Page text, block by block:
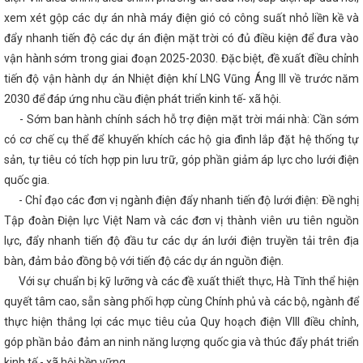
sở công nghiệp nông thôn Hà Tĩnh thực hiện chuyển đổi số
Chúc
Ngày Doanh nhân Việt Nam (13/10)
Bộ trưởng Bộ Công
Chính phủ về Thương mại với Hoa Kỳ Nguyễn Hồng Diên tiếp Ngài
mệnh toàn quyền Hợp chúng quốc Hoa Kỳ tại Việt Nam
Hà
2024
Tập trung chỉ đạo, phấn đấu đạt và vượt các chỉ tiêu năm
Thứ trưởng Nguyễn Hoàng Long trong khuôn khổ chuyến thăm
của Tổng Bí thư Tô Lâm
Hôm nay Quốc hội thảo luận về
Hà Tĩnh có 9 sản phẩm đạt Ocop 4 sao năm 2025
Ban Thường vụ Đảng ủy UBND tỉnh
Hà Tĩnh hoàn thành sơ
bộ cấp huyện và tương đương
“Thương hiệu Quốc gia Việt Nam
là Chủ đề cho ngày Thương hiệu Quốc gia năm 2024
Công
chức tiếp nhận Phó Chủ tịch Công đoàn ngành
Hội nghị tổng
khai nhiệm vụ 2026 của Đảng bộ Bộ Công Thương
pháp hỗ trợ doanh nghiệp, đảm bảo cung ứng điện và xăng dầu
doanh nghiệp trong vấn đề xuất khẩu qua thương mại điện tử xuyên
trang trọng Lễ Kỷ niệm 260 năm Ngày sinh Đại thi hào Nguyễn Du
Tĩnh tổ chức chương trình workshop Trang điểm “Đánh thức vẻ đẹp
nữ Việt Nam 20/10
81 năm xây dựng, chiến đấu và trưởng thành
Nam
Hội nghị BCH đánh giá kết quả hoạt động quý I, triển khai
động Tháng công nhân năm 2024
THÔNG BÁO TỔ CHỨC LỄ
TĨNH NĂM 2024
Phấn đấu chỉ số sản xuất công nghiệp Hà Tĩnh
CHÀO MỪNG 74 NĂM NGÀY TRUYỀN THỐNG NGÀNH CÔNG
Chủ tịch Quốc hội: Hoàn thành vị trí việc làm để cải cách tiền
hoạt động kỷ niệm Ngày Phụ nữ Việt Nam 20/10 tại các CĐCS
xem xét gộp các dự án nhà máy điện gió có công suất nhỏ liền kề và
đẩy nhanh tiến độ các dự án điện mặt trời có đủ điều kiện để đưa vào
vận hành sớm trong giai đoạn 2025-2030. Đặc biệt, đề xuất điều chỉnh
tiến độ vận hành dự án Nhiệt điện khí LNG Vũng Áng III về trước năm
2030 để đáp ứng nhu cầu điện phát triển kinh tế- xã hội.
- Sớm ban hành chính sách hỗ trợ điện mặt trời mái nhà: Cần sớm
có cơ chế cụ thể để khuyến khích các hộ gia đình lắp đặt hệ thống tự
sản, tự tiêu có tích hợp pin lưu trữ, góp phần giảm áp lực cho lưới điện
quốc gia.
- Chỉ đạo các đơn vị ngành điện đẩy nhanh tiến độ lưới điện: Đề nghị
Tập đoàn Điện lực Việt Nam và các đơn vị thành viên ưu tiên nguồn
lực, đẩy nhanh tiến độ đầu tư các dự án lưới điện truyền tải trên địa
bàn, đảm bảo đồng bộ với tiến độ các dự án nguồn điện.
Với sự chuẩn bị kỹ lưỡng và các đề xuất thiết thực, Hà Tĩnh thể hiện
quyết tâm cao, sẵn sàng phối hợp cùng Chính phủ và các bộ, ngành để
thực hiện thắng lợi các mục tiêu của Quy hoạch điện VIII điều chỉnh,
góp phần bảo đảm an ninh năng lượng quốc gia và thúc đẩy phát triển